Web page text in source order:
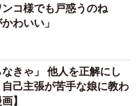
コ様でも戸惑うのね
わいい」
なきゃ」 他人を正解にし
己主張が苦手な娘に教わ
】